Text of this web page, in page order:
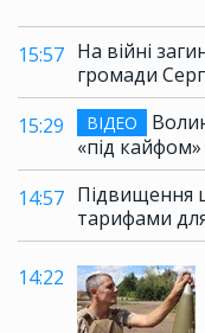
15:57 На війні
громади
15:29
ВІДЕО
«під кайфом»
14:57 Підвищення
тарифами
14:22